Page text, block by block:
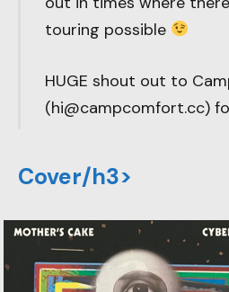
touring possible
HUGE shout out to
(hi@campcomfort.cc)
Cover/h3>